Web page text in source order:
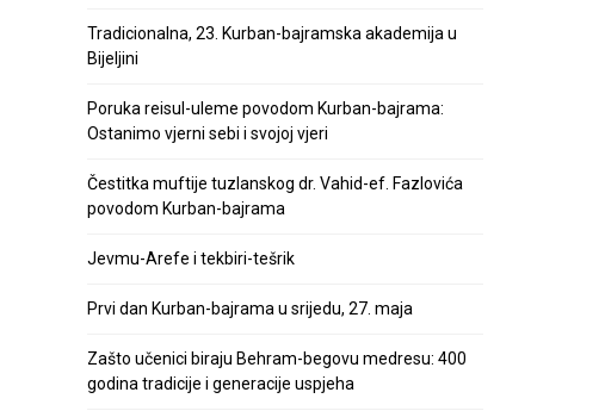
Tradicionalna, 23. Kurban-bajramska akademija u
Bijeljini
Poruka reisul-uleme povodom Kurban-bajrama:
Ostanimo vjerni sebi i svojoj vjeri
Čestitka muftije tuzlanskog dr. Vahid-ef. Fazlovića
povodom Kurban-bajrama
Jevmu-Arefe i tekbiri-tešrik
Prvi dan Kurban-bajrama u srijedu, 27. maja
Zašto učenici biraju Behram-begovu medresu: 400
godina tradicije i generacije uspjeha